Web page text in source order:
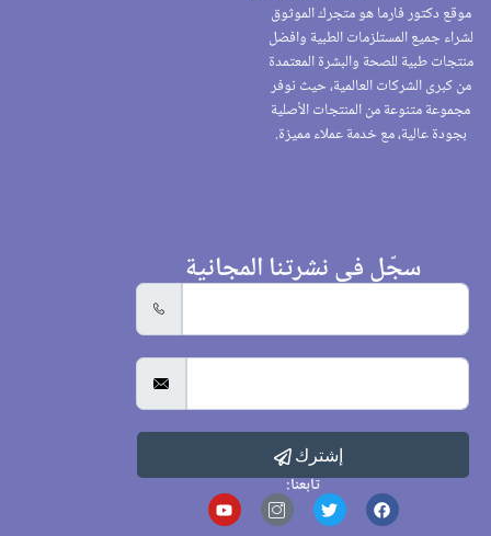
موقع دكتور فارما هو متجرك الموثوق
لشراء جميع المستلزمات الطبية وافضل
منتجات طبية للصحة والبشرة المعتمدة
من كبرى الشركات العالمية، حيث نوفر
مجموعة متنوعة من المنتجات الأصلية
بجودة عالية، مع خدمة عملاء مميزة.
سجّل في نشرتنا المجانية
إشترك
تابعنا: